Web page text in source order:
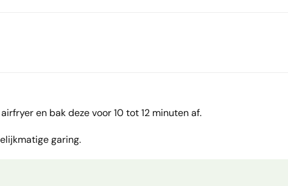
en bak deze voor 10 tot 12 minuten af.
garing.